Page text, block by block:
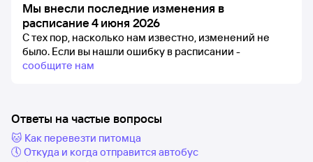
Мы внесли последние изменения в
расписание 4 июня 2026
С тех пор, насколько нам известно, изменений не
было. Если вы нашли ошибку в расписании -
сообщите нам
Ответы на частые вопросы
🐱 Как перевезти питомца
🕔 Откуда и когда отправится автобус